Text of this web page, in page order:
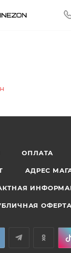
ОПЛАТА
АДРЕС
ОФЕРТА